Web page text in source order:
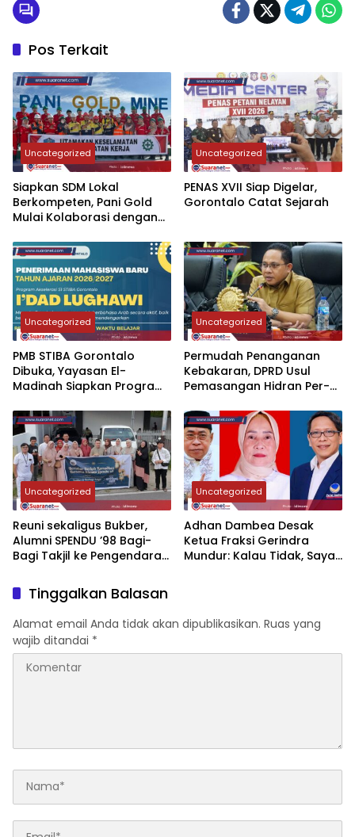
Pos Terkait
Uncategorized
‎Siapkan SDM Lokal
Berkompeten, Pani Gold
Mulai Kolaborasi dengan
Gorontalo
Uncategorized
‎PENAS XVII Siap Digelar,
Gorontalo Catat Sejarah
Uncategorized
‎PMB STIBA Gorontalo
Dibuka, Yayasan El-
Madinah Siapkan Program
Bahasa Arab
Uncategorized
‎‎Permudah Penanganan
Kebakaran, DPRD Usul
Pemasangan Hidran Per-
Uncategorized
‎Reuni sekaligus Bukber,
Alumni SPENDU ’98 Bagi-
Bagi Takjil ke Pengendara
Uncategorized
‎Adhan Dambea Desak
Ketua Fraksi Gerindra
Mundur: Kalau Tidak, Saya
Tinggalkan Balasan
Alamat email Anda tidak akan dipublikasikan. Ruas yang
wajib ditandai *